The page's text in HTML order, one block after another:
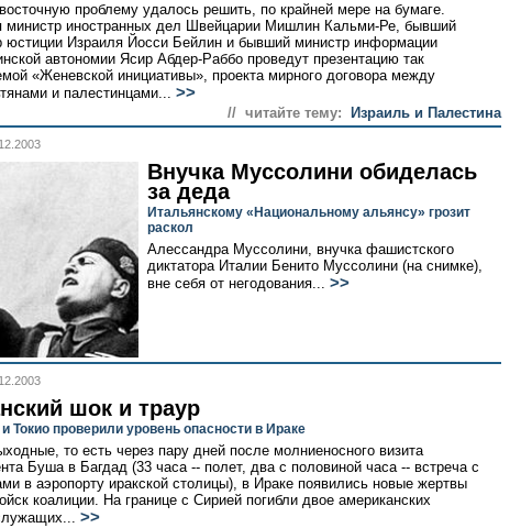
проблему удалось решить, по крайней мере на бумаге.
министр иностранных дел Швейцарии Мишлин Кальми-Ре, бывший
юстиции Израиля Йосси Бейлин и бывший министр информации
автономии Ясир Абдер-Раббо проведут презентацию так
«Женевской инициативы», проекта мирного договора между
и палестинцами... >>
// читайте тему: Израиль и Палестина
Внучка Муссолини обиделась
за деда
Итальянскому «Национальному альянсу» грозит
раскол
Алессандра Муссолини, внучка фашистского
диктатора Италии Бенито Муссолини (на снимке),
вне себя от негодования... >>
шок и траур
Токио проверили уровень опасности в Ираке
то есть через пару дней после молниеносного визита
Буша в Багдад (33 часа -- полет, два с половиной часа -- встреча с
в аэропорту иракской столицы), в Ираке появились новые жертвы
коалиции. На границе с Сирией погибли двое американских
>>